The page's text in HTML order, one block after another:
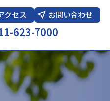
クセス お問い合わせ
623-7000